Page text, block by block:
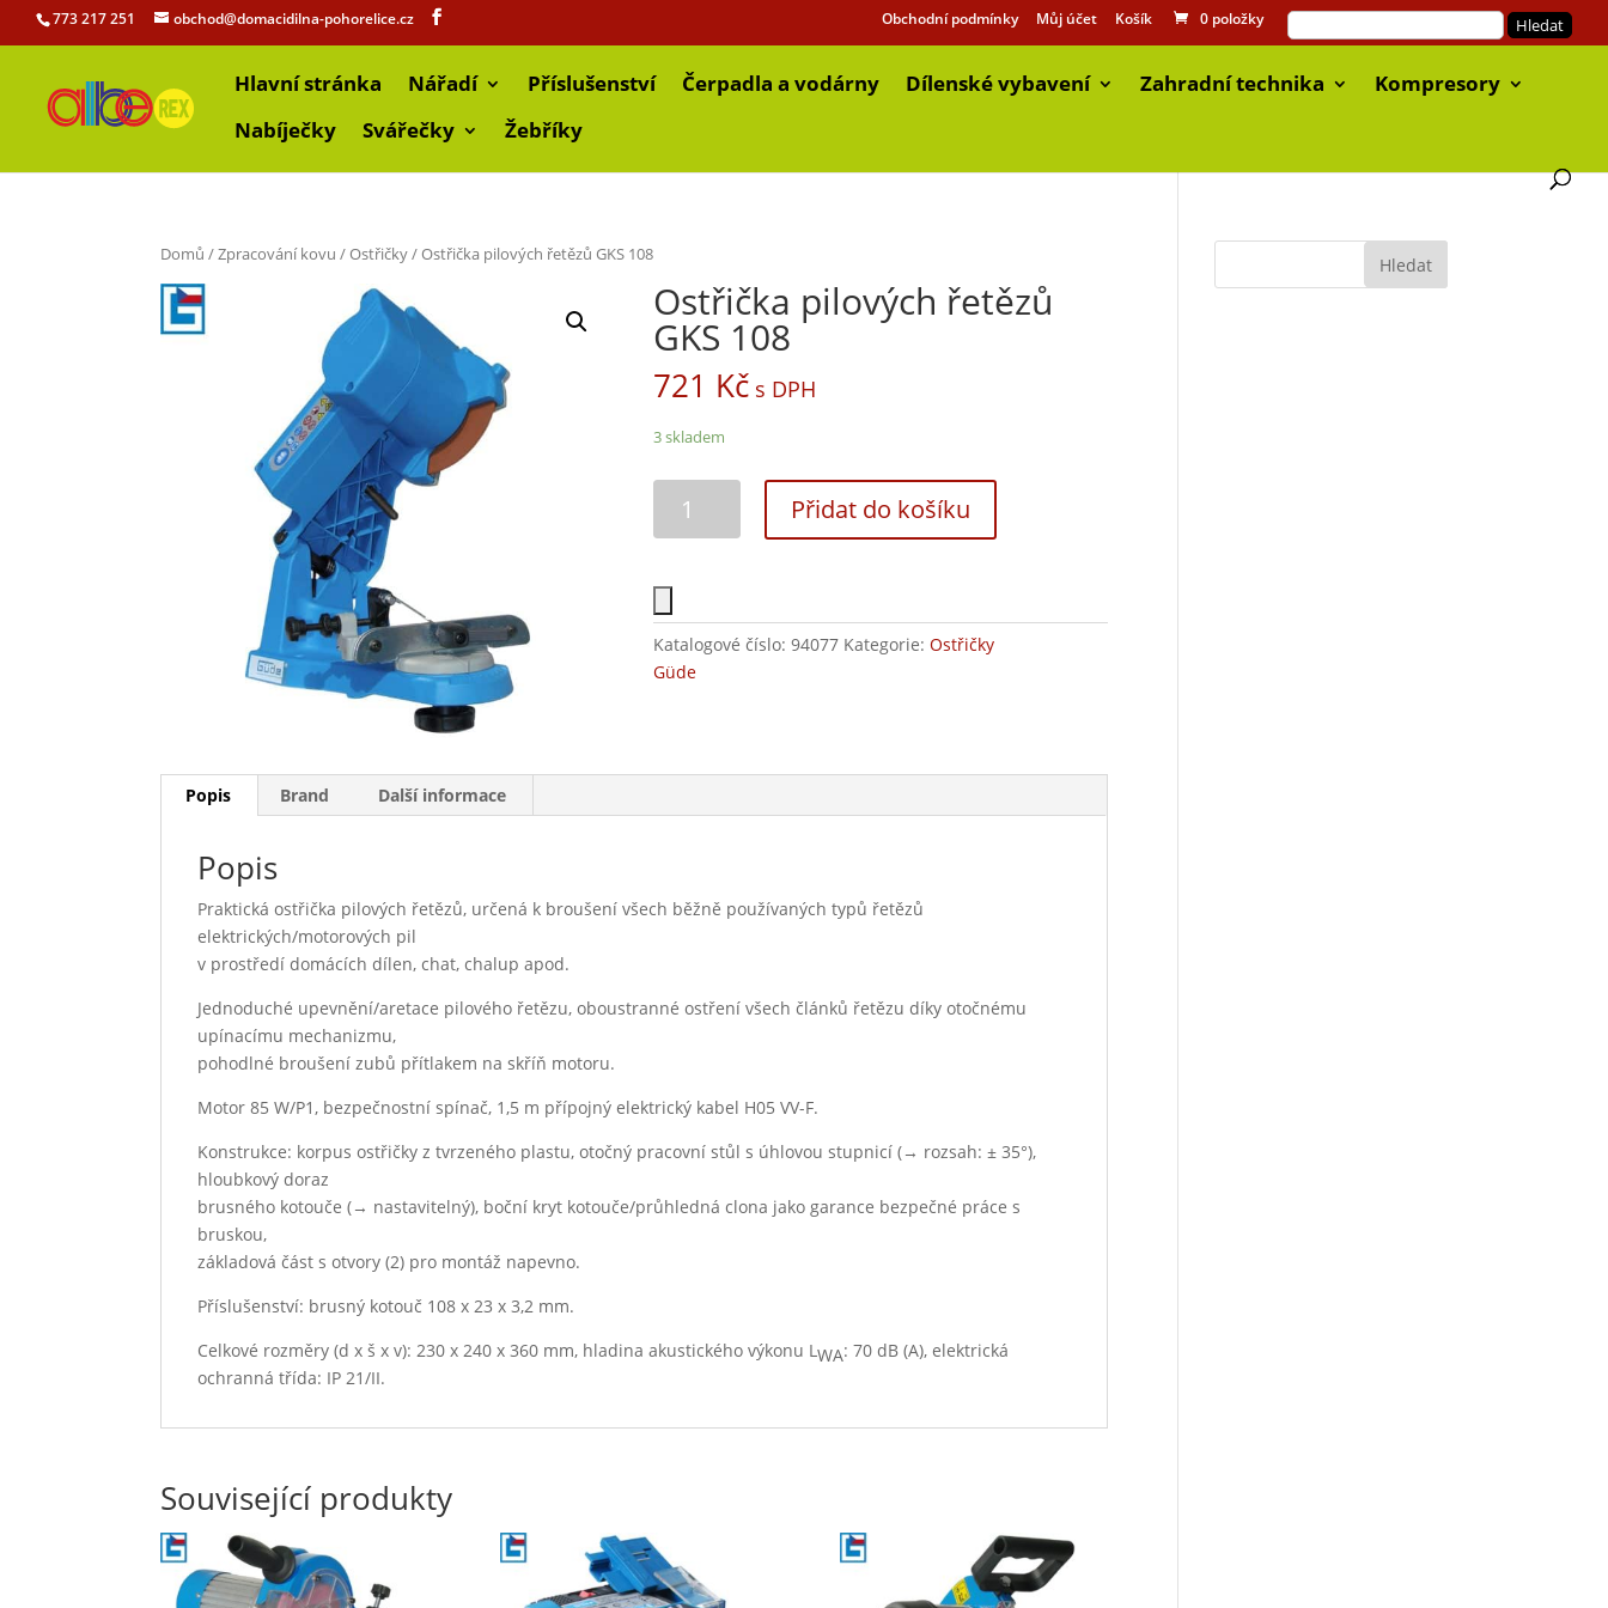
773 217 251 obchod@domacidilna-pohorelice.cz Obchodní podmínky Můj účet Košík 0 položky
Hlavní stránka Nářadí Příslušenství Čerpadla a vodárny Dílenské vybavení Zahradní technika
Kompresory
Nabíječky
Svářečky Žebříky
Domů /Zpracování kovu /Ostřičky/ Ostřička pilových řetězů GKS 108
Ostřička pilových řetězů
GKS 108
721 Kč s DPH
3 skladem
Přidat do košíku
Katalogové číslo:94077 Kategorie:Ostřičky
Güde
Popis Brand Další informace
Popis
Praktická ostřička pilových řetězů, určená k broušení všech běžně používaných typů řetězů
elektrických/motorových pil
v prostředí domácích dílen, chat, chalup apod.
Jednoduché upevnění/aretace pilového řetězu, oboustranné ostření všech článků řetězu díky otočnému
upínacímu mechanizmu,
pohodlné broušení zubů přítlakem na skříň motoru.
Motor 85 W/P1, bezpečnostní spínač, 1,5 m přípojný elektrický kabel H05 VV-F.
Konstrukce: korpus ostřičky z tvrzeného plastu, otočný pracovní stůl s úhlovou stupnicí (→ rozsah: ± 35°),
hloubkový doraz
brusného kotouče (→ nastavitelný), boční kryt kotouče/průhledná clona jako garance bezpečné práce s
bruskou,
základová část s otvory (2) pro montáž napevno.
Příslušenství: brusný kotouč 108 x 23 x 3,2 mm.
Celkové rozměry (d x š x v): 230 x 240 x 360 mm, hladina akustického výkonu LWA: 70 dB (A), elektrická
ochranná třída: IP 21/II.
Související produkty